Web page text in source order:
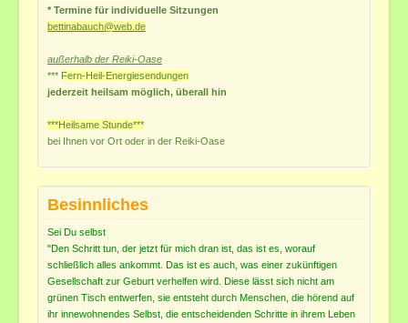
* Termine für individuelle Sitzungen
bettinabauch@web.de
außerhalb der Reiki-Oase
*** Fern-Heil-Energiesendungen
jederzeit heilsam möglich, überall hin
***Heilsame Stunde***
bei Ihnen vor Ort oder in der Reiki-Oase
Besinnliches
Sei Du selbst
"Den Schritt tun, der jetzt für mich dran ist, das ist es, worauf
schließlich alles ankommt. Das ist es auch, was einer zukünftigen
Gesellschaft zur Geburt verhelfen wird. Diese lässt sich nicht am
grünen Tisch entwerfen, sie entsteht durch Menschen, die hörend auf
ihr innewohnendes Selbst, die entscheidenden Schritte in ihrem Leben